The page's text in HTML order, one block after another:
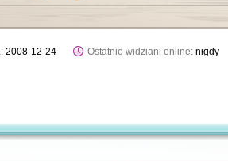
2008-12-24 Ostatnio widziani online: nigdy